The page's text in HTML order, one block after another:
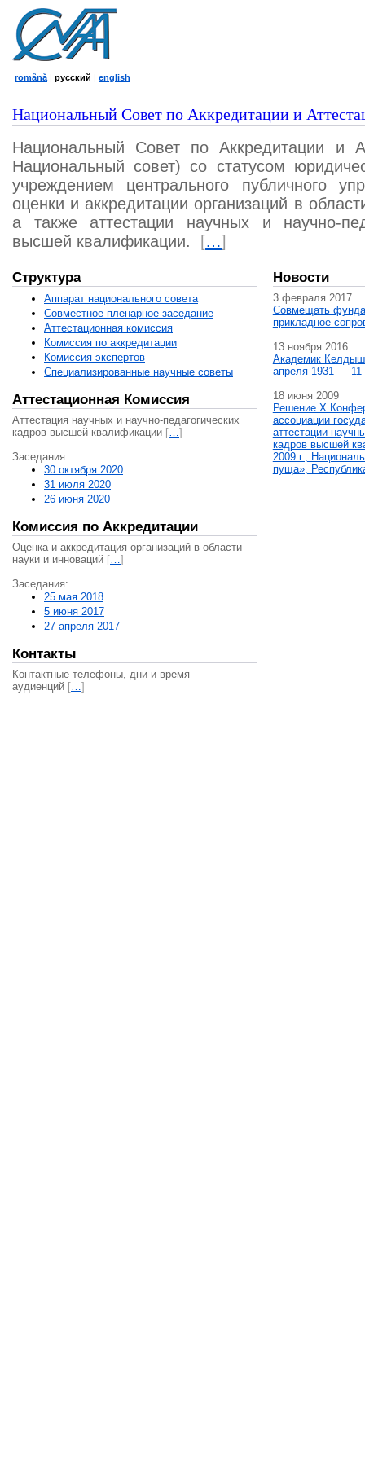
română | русский | english
Национальный Совет по Аккредитации и
Национальный Совет по Аккредитации и
Национальный совет) со статусом
учреждением центрального публичного
оценки и аккредитации организаций в
а также аттестации научных и научно-
высшей квалификации.
[…]
Структура
Аппарат национального совета
Совместное пленарное заседание
Аттестационная комисcия
Комиссия по аккредитации
Комиссия экспертов
Специализированные научные советы
Аттестационная Комиссия
Аттестация научных и научно-педагогических
кадров высшей квалификации […]
Заседания:
30 октября 2020
31 июля 2020
26 июня 2020
Комиссия по Аккредитации
Оценка и аккредитация организаций в области
науки и инноваций […]
Заседания:
25 мая 2018
5 июня 2017
27 апреля 2017
Контакты
Контактные телефоны, дни и время
аудиенций […]
Новости
3 февраля 2017
Совмещать
прикладное
13 ноября 2016
Академик
апреля 1931 — 11
18 июня 2009
Решение X
ассоциации
аттестации
кадров высшей
2009 г.,
пуща»,